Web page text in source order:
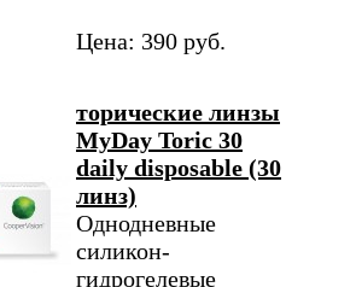
Цена: 390 руб.
торические линзы
MyDay Toric 30
daily disposable (30
линз)
Однодневные
силикон-
гидрогелевые